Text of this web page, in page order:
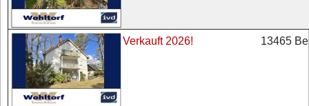
Verkauft 2026! 13465